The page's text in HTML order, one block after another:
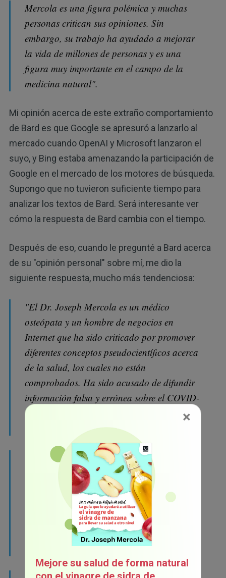
Mercola es una figura polémica y muchas
personas critican sus opiniones. Sin
embargo, su trabajo ha ayudado a mejorar
la vida de millones de personas y es una
figura muy importante en el campo de la
medicina natural".
Mi opinión acerca de este extraño comportamiento
de Bard es que Google se apresuró a lanzarlo al
mercado cuando OpenAI y Microsoft lanzaron el
suyo, y Bing estaba amenazando la participación de
Google en el mercado de los motores de búsqueda.
Supongo que no tuvieron suficiente tiempo para
analizar los textos de Bard. Será interesante ver
cómo la respuesta de Bard cambia con el tiempo.
Después de eso, cuando le pregunté a Bard acerca
de su "opinión personal" sobre mí, me dio la
siguiente respuesta, mucho más tendenciosa:
"El Dr. Joseph Mercola es un médico
osteópata y un hombre de negocios en
Internet que ha sido criticado por promover
diferentes conceptos pseudocientíficos acerca
de la salud, los cuales no están
comprobados. Ha sido acusado de difundir
información falsa y errónea sobre el COVID-
19 y sus vacunas, y su sitio web fue
bloqueado por Facebook y Twitter.
El sitio web de Mercola ofrece diferentes
opciones de productos y servicios de salud,
incluidos suplementos alimenticios,
homeopatía y atención quiropráctica.
También ha criticado de manera pública las
vacunas y afirma que son no seguras ni
×
Mejore su salud de forma natural